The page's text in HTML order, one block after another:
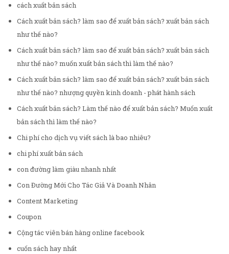
cách xuất bản sách
Cách xuất bản sách? làm sao để xuất bản sách? xuất bản sách
như thế nào?
Cách xuất bản sách? làm sao để xuất bản sách? xuất bản sách
như thế nào? muốn xuất bản sách thì làm thế nào?
Cách xuất bản sách? làm sao để xuất bản sách? xuất bản sách
như thế nào? nhượng quyền kinh doanh - phát hành sách
Cách xuất bản sách? Làm thế nào để xuất bản sách? Muốn xuất
bản sách thì làm thế nào?
Chi phí cho dịch vụ viết sách là bao nhiêu?
chi phí xuất bản sách
con đường làm giàu nhanh nhất
Con Đường Mới Cho Tác Giả Và Doanh Nhân
Content Marketing
Coupon
Cộng tác viên bán hàng online facebook
cuốn sách hay nhất